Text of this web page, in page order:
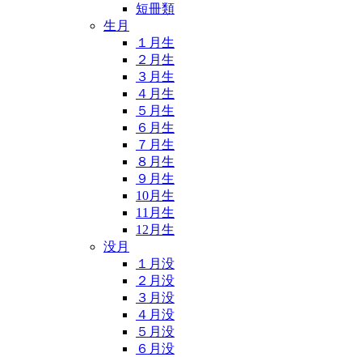
短冊類
生月
１月生
２月生
３月生
４月生
５月生
６月生
７月生
８月生
９月生
10月生
11月生
12月生
没月
１月没
２月没
３月没
４月没
５月没
６月没